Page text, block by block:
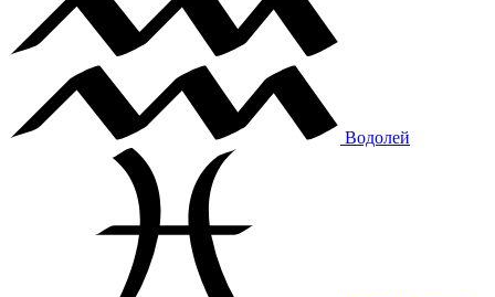
Водолей